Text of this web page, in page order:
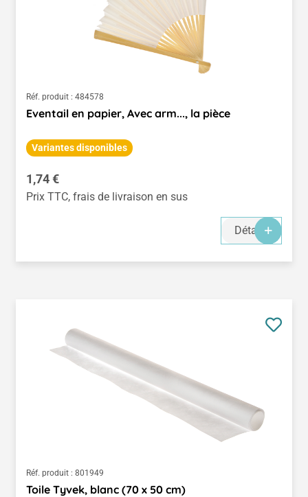
Réf. produit : 484578
Eventail en papier, Avec arm..., la pièce
Variantes disponibles
Prix régulier :
1,74 €
Prix TTC, frais de livraison en sus
Détails
Réf. produit : 801949
Toile Tyvek, blanc (70 x 50 cm)